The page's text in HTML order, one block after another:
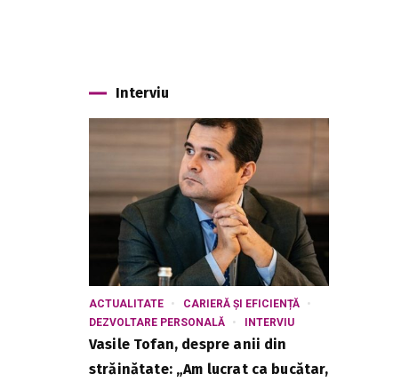
Interviu
ACTUALITATE
CARIERĂ ȘI EFICIENȚĂ
DEZVOLTARE PERSONALĂ
INTERVIU
Vasile Tofan, despre anii din
străinătate: „Am lucrat ca bucătar,